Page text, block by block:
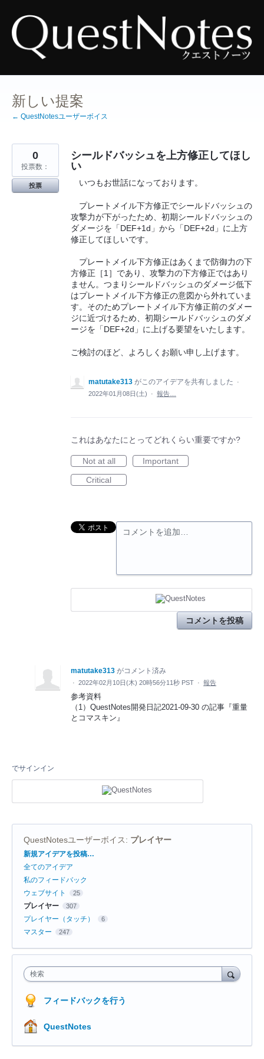
ン
テ
ン
ツ
新しい提案
← QuestNotesユーザーボイス
シールドバッシュを上方修正してほし
い
いつもお世話になっております。
プレートメイル下方修正でシールドバッシュの
攻撃力が下がったため、初期シールドバッシュの
ダメージを「DEF+1d」から「DEF+2d」に上方
修正してほしいです。
プレートメイル下方修正はあくまで防御力の下
方修正［1］であり、攻撃力の下方修正ではあり
ません。つまりシールドバッシュのダメージ低下
はプレートメイル下方修正の意図から外れていま
す。そのためプレートメイル下方修正前のダメー
ジに近づけるため、初期シールドバッシュのダメ
ージを「DEF+2d」に上げる要望をいたします。
ご検討のほど、よろしくお願い申し上げます。
0
投票数：
投票
matutake313 がこのアイデアを共有しました
·
2022年01月08日(土)
· 報告…
これはあなたにとってどれくらい重要ですか?
Not at all
Important
Critical
コメントを追加…
コメントを投稿
matutake313 がコメント済み
· 2022年02月10日(木) 20時56分11秒 PST · 報告
参考資料
（1）QuestNotes開発日記2021-09-30 の記事『重量
とコマスキン』
でサインイン
QuestNotesユーザーボイス: プレイヤー
カ
ゴ
リ
新規アイデアを投稿…
全てのアイデア
私のフィードバック
ウェブサイト
25
プレイヤー 307
プレイヤー（タッチ） 6
マスター 247
検索
フィードバックを行う
QuestNotes